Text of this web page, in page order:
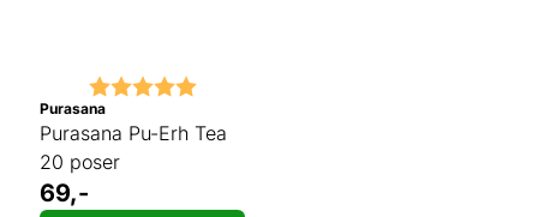
Karakter: 5.0 av 5 mulige
Purasana
Purasana Pu-Erh Tea
20 poser
69,-